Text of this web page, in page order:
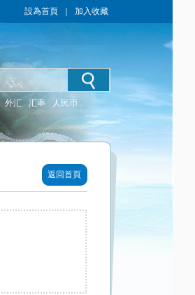
設為首頁 加入收藏
外汇 汇率 人民币
返回首頁